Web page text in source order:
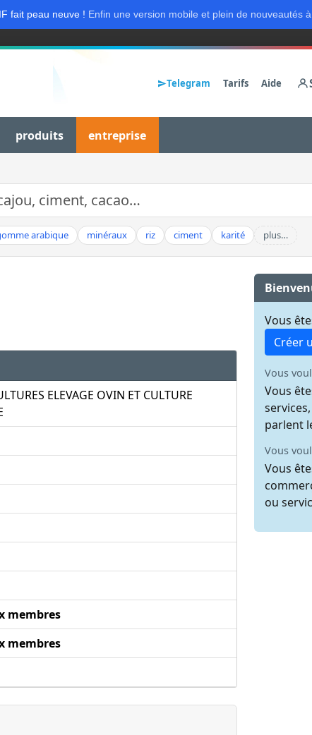
fait peau neuve ! Enfin une version mobile et plein de nouveautés à
Telegram Tarifs Aide
produits entreprise
arabique minéraux riz ciment karité plus…
ELEVAGE OVIN ET CULTURE
membres
membres
Vous
Créer
Vous
Vous
parlent
Vous
Vous
ou